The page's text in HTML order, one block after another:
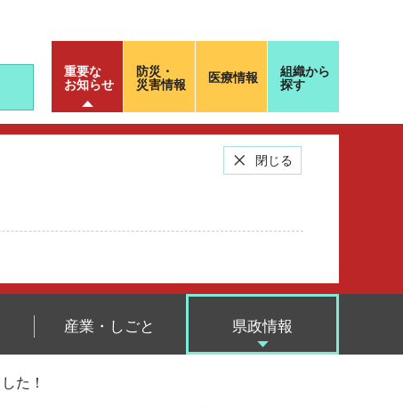
重要な
お知らせ
閉じる
防災・
災害情報
医療情報
組織から
探す
産業・しごと 県政情報
た！